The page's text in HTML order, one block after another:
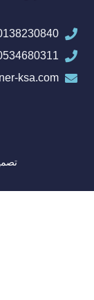
0138230840
0534680311
ksa.com